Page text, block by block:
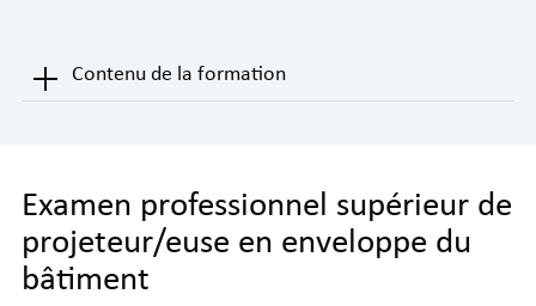
Contenu de la formation
Examen professionnel supérieur de
projeteur/euse en enveloppe du
bâtiment